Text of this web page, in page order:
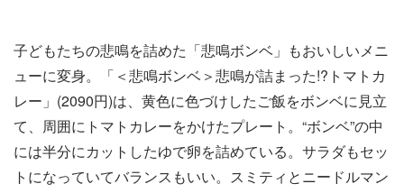
子どもたちの悲鳴を詰めた「悲鳴ボンベ」もおいしいメニ
ューに変身。「＜悲鳴ボンベ＞悲鳴が詰まった!?トマトカ
レー」(2090円)は、黄色に色づけしたご飯をボンベに見立
て、周囲にトマトカレーをかけたプレート。“ボンベ”の中
には半分にカットしたゆで卵を詰めている。サラダもセッ
トになっていてバランスもいい。スミティとニードルマン